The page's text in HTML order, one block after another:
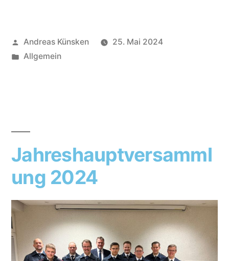
Andreas Künsken
25. Mai 2024
Allgemein
Jahreshauptversamml
ung 2024